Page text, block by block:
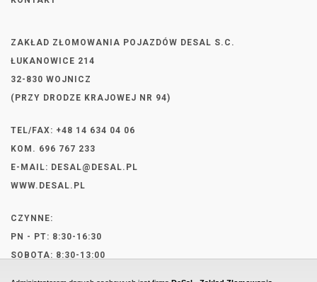
ZAKŁAD ZŁOMOWANIA POJAZDÓW DESAL S.C.
ŁUKANOWICE 214
32-830 WOJNICZ
(PRZY DRODZE KRAJOWEJ NR 94)
TEL/FAX: +48 14 634 04 06
KOM. 696 767 233
E-MAIL: DESAL@DESAL.PL
WWW.DESAL.PL
CZYNNE:
PN - PT: 8:30-16:30
SOBOTA: 8:30-13:00